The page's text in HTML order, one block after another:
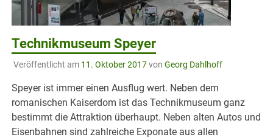
Technikmuseum Speyer
Veröffentlicht am 11. Oktober 2017von Georg Dahlhoff
Speyer ist immer einen Ausflug wert. Neben dem
romanischen Kaiserdom ist das Technikmuseum ganz
bestimmt die Attraktion überhaupt. Neben alten Autos und
Eisenbahnen sind zahlreiche Exponate aus allen